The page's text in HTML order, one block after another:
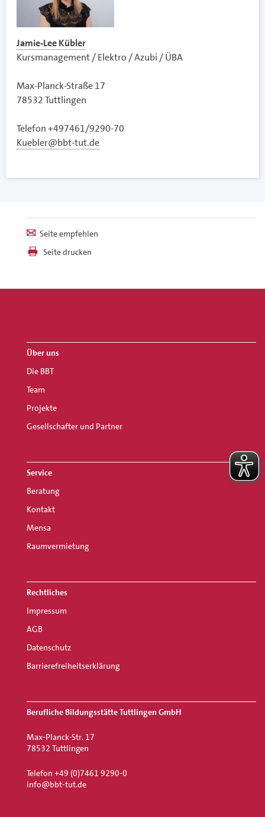
Jamie-Lee Kübler
Kursmanagement / Elektro / Azubi / ÜBA
Max-Planck-Straße 17
78532 Tuttlingen
Telefon+497461/9290-70
Kuebler@bbt-tut.de
Seite empfehlen
Seite drucken
Über uns
Die BBT
Team
Projekte
Gesellschafter und Partner
Service
Beratung
Kontakt
Mensa
Raumvermietung
Rechtliches
Impressum
AGB
Datenschutz
Barrierefreiheitserklärung
Berufliche Bildungsstätte Tuttlingen GmbH
Max-Planck-Str. 17
78532 Tuttlingen
Telefon +49 (0)7461 9290-0
info@bbt-tut.de